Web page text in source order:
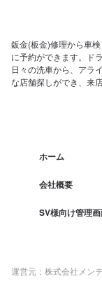
鈑金(板金)修理から車
に予約ができます。ド
日々の洗車から、アラ
な店舗探しができ、来
ホーム
会社概要
SV様向け管理
運営元：株式会社メン